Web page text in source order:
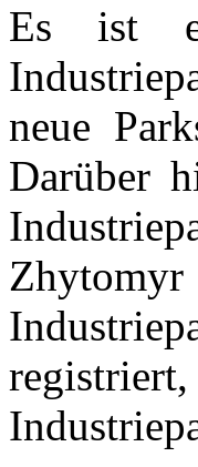
Es ist
neue
Darüber